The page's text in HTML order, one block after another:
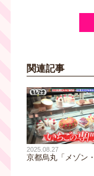
関連記事
2025.08.27
京都烏丸「メゾン